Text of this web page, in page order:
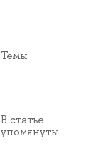
Темы
В статье
упомянуты